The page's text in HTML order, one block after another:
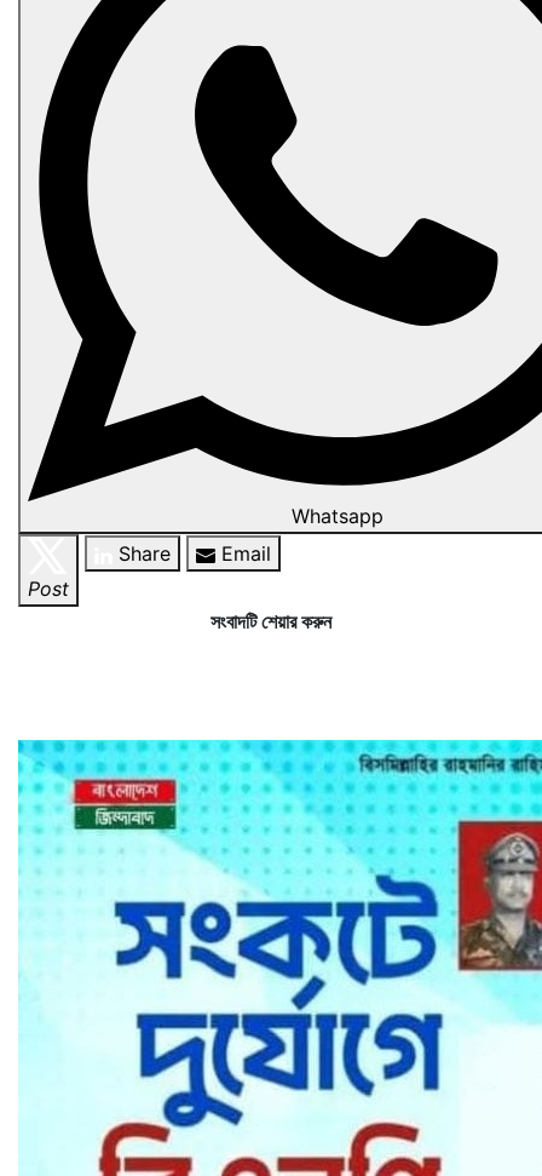
Whatsapp
Post
Share Email
সংবাদটি শেয়ার করুন